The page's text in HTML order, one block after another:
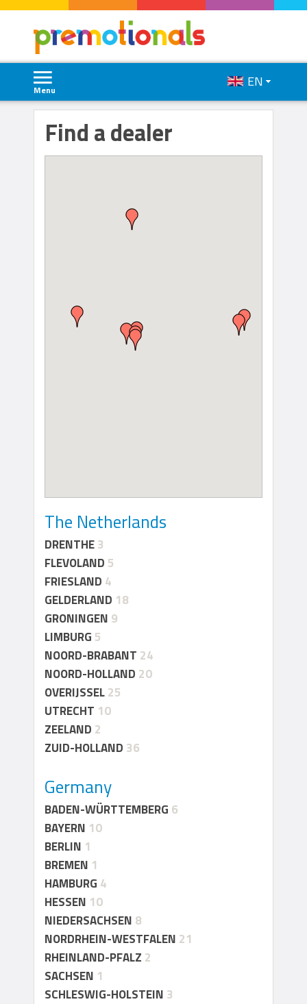
Menu
Find a dealer
The Netherlands
DRENTHE3
FLEVOLAND 5
FRIESLAND 4
GELDERLAND 18
GRONINGEN 9
LIMBURG 5
NOORD-BRABANT 24
NOORD-HOLLAND 20
OVERIJSSEL25
UTRECHT 10
ZEELAND 2
ZUID-HOLLAND 36
Germany
BADEN-WÜRTTEMBERG 6
BAYERN 10
BERLIN 1
BREMEN 1
HAMBURG 4
HESSEN 10
NIEDERSACHSEN 8
NORDRHEIN-WESTFALEN 21
RHEINLAND-PFALZ 2
SACHSEN 1
SCHLESWIG-HOLSTEIN 3
EN